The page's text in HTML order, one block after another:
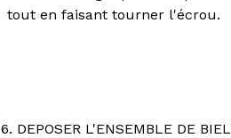
tout en faisant tourner l'écrou.
6. DEPOSER L'ENSEMBLE DE